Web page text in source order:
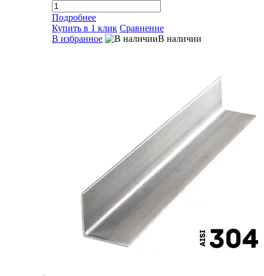
Подробнее
Купить в 1 клик Сравнение
В избранное
В наличии